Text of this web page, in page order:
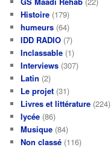
Histoire (179)
humeurs (64)
IDD RADIO (7)
Inclassable (1)
Interviews (307)
Latin (2)
Le projet (31)
Livres et littérature (224)
lycée (86)
Musique (84)
Non classé (116)